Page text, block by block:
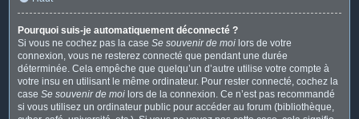
Pourquoi suis-je automatiquement déconnecté ?
Si vous ne cochez pas la case Se souvenir de moi lors de votre
connexion, vous ne resterez connecté que pendant une durée
déterminée. Cela empêche que quelqu’un d’autre utilise votre compte à
votre insu en utilisant le même ordinateur. Pour rester connecté, cochez la
case Se souvenir de moi lors de la connexion. Ce n’est pas recommandé
si vous utilisez un ordinateur public pour accéder au forum (bibliothèque,